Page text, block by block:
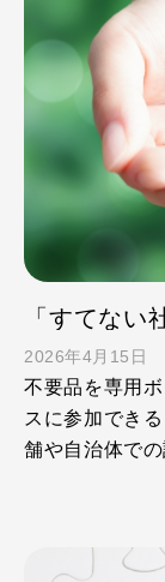
2026年4月15日
不要品を専用
スに参加でき
舗や自治体で